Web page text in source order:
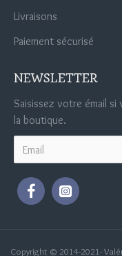
Livraisons
Paiement sécurisé
NEWSLETTER
Saisissez votre émail
la boutique.
Copyright © 2014-2021-